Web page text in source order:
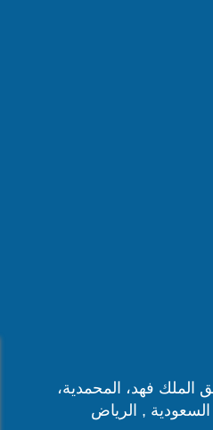
فهد، المحمدية،
السعودية , الرياض